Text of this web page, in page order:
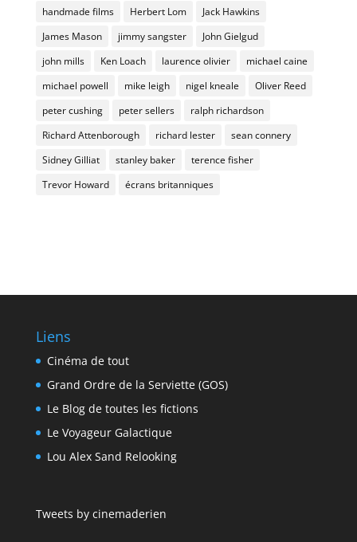
handmade films
Herbert Lom
Jack Hawkins
James Mason
jimmy sangster
John Gielgud
john mills
Ken Loach laurence olivier
michael caine
michael powell
mike leigh nigel kneale
Oliver Reed
peter cushing
peter sellers
ralph richardson
Richard Attenborough
richard lester
sean connery
Sidney Gilliat
stanley baker
terence fisher
Trevor Howard
écrans britanniques
Liens
Cinéma de tout
Grand Ordre de la Serviette (GOS)
Le Blog de toutes les fictions
Le Voyageur Galactique
Lou Alex Sand Relooking
Tweets by cinemaderien